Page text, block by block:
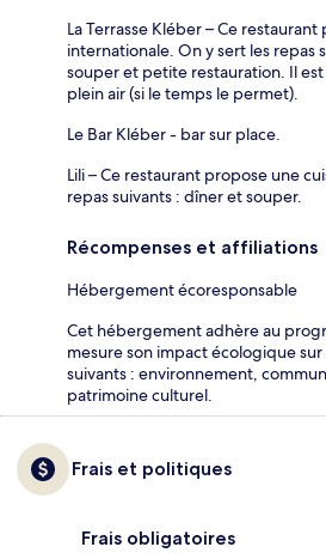
La Terrasse Kléber – Ce
internationale. On y sert les repas
souper et petite restauration. Il
plein air (si le temps le permet).
Le Bar Kléber - bar sur place.
Lili – Ce restaurant propose une
repas suivants : dîner et souper.
Récompenses et affiliations
Hébergement écoresponsable
Cet hébergement adhère au
mesure son impact écologique
suivants : environnement,
patrimoine culturel.
Frais et politiques
Frais obligatoires